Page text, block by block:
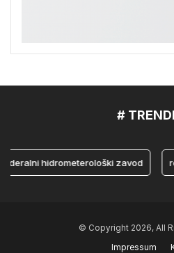
#
hidrometerološki zavod
© Copyright 2026, All
Impressum